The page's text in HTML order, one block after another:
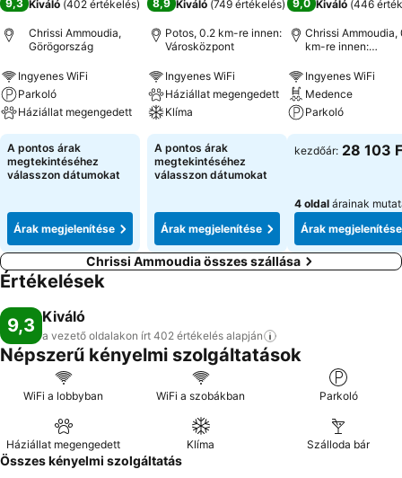
9,3 Kiváló (402 értékelés)
Chrissi Ammoudia,
Görögország
Ingyenes WiFi
Parkoló
Háziállat megengedett
A pontos árak
megtekintéséhez
válasszon dátumokat
Árak megjelenítése
8,9 Kiváló (749 értékelés)
Potos, 0.2 km-re innen:
Városközpont
Ingyenes WiFi
Háziállat megengedett
Klíma
A pontos árak
megtekintéséhez
válasszon dátumokat
Árak megjelenítése
9,0 Kiváló (446
Chrissi Ammoudia,
km-re innen:
Ingyenes WiFi
Medence
Parkoló
kezdőár: 28 103
4 oldal árainak
Árak megjelenítése
Chrissi Ammoudia összes szállása
Értékelések
9,3 Kiváló
a vezető oldalakon írt 402 értékelés alapján
Népszerű kényelmi szolgáltatások
WiFi a lobbyban WiFi a szobákban Parkoló
Háziállat megengedett Klíma Szálloda bár
Összes kényelmi szolgáltatás